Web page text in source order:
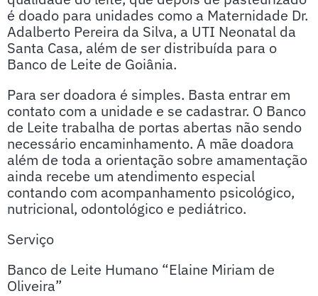
é doado para unidades como a Maternidade Dr.
Adalberto Pereira da Silva, a UTI Neonatal da
Santa Casa, além de ser distribuída para o
Banco de Leite de Goiânia.
Para ser doadora é simples. Basta entrar em
contato com a unidade e se cadastrar. O Banco
de Leite trabalha de portas abertas não sendo
necessário encaminhamento. A mãe doadora
além de toda a orientação sobre amamentação
ainda recebe um atendimento especial
contando com acompanhamento psicológico,
nutricional, odontológico e pediátrico.
Serviço
Banco de Leite Humano “Elaine Miriam de
Oliveira”